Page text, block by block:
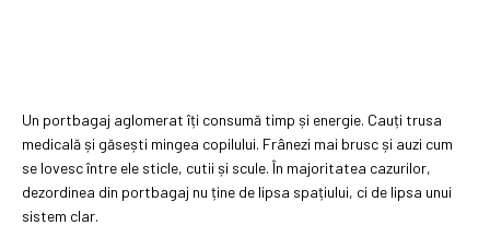
Un portbagaj aglomerat îți consumă timp și energie. Cauți trusa
medicală și găsești mingea copilului. Frânezi mai brusc și auzi cum
se lovesc între ele sticle, cutii și scule. În majoritatea cazurilor,
dezordinea din portbagaj nu ține de lipsa spațiului, ci de lipsa unui
sistem clar.